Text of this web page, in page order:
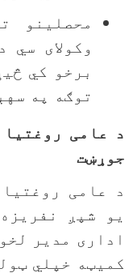
محصلينو
وکولای سي د
برخو کي
توګه په
عامی روغتيا
عامی روغتیا
شپږ نفریزه
مدیر لخوا
خپلي ټولي